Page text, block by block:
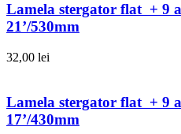
Lamela stergator flat + 9
21’/530mm
32,00 lei
Lamela stergator flat + 9
17’/430mm